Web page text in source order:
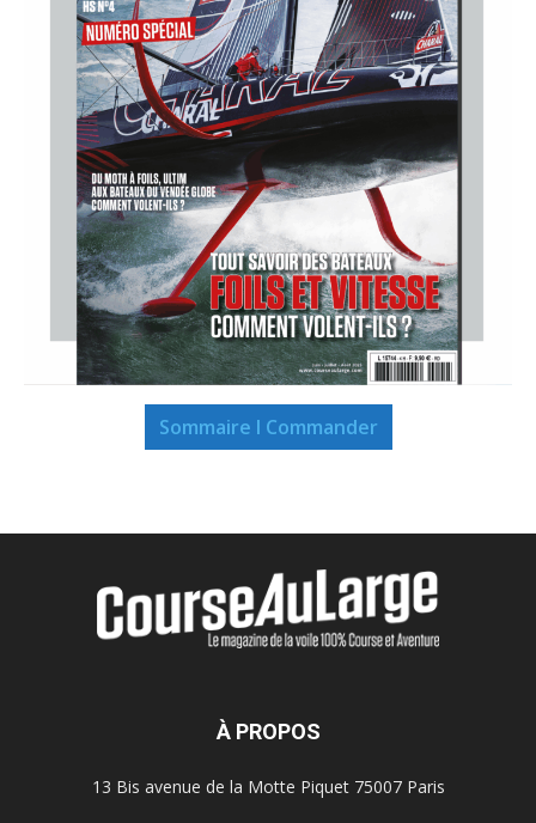
Sommaire I Commander
À PROPOS
13 Bis avenue de la Motte Piquet 75007 Paris